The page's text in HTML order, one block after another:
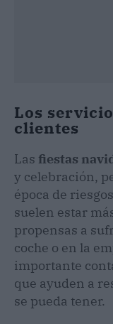
Los
clientes
Las fiestas
y celebración,
época de
suelen estar
propensas a
coche o en la
importante
que ayuden a
se pueda tener.